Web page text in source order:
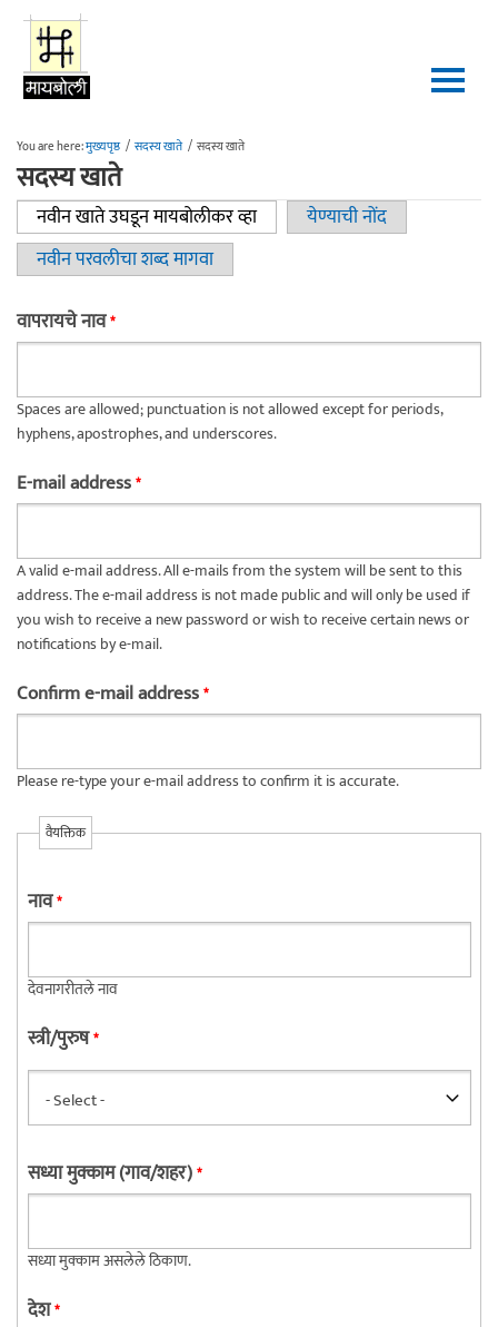
Skip to main content
You are here:मुख्यपृष्ठ / सदस्य खाते / सदस्य खाते
सदस्य खाते
Primary tabs
नवीन खाते उघडून मायबोलीकर व्हा(active tab)येण्याची नोंद
नवीन परवलीचा शब्द मागवा
वापरायचे नाव*
Spaces are allowed; punctuation is not allowed except for periods,
hyphens, apostrophes, and underscores.
E-mail address*
A valid e-mail address. All e-mails from the system will be sent to this
address. The e-mail address is not made public and will only be used if
you wish to receive a new password or wish to receive certain news or
notifications by e-mail.
Confirm e-mail address*
Please re-type your e-mail address to confirm it is accurate.
वैयक्तिक
नाव*
देवनागरीतले नाव
स्त्री/पुरुष*
सध्या मुक्काम (गाव/शहर)*
सध्या मुक्काम असलेले ठिकाण.
देश*